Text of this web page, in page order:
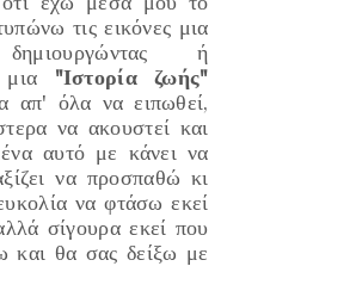
τις εικόνες μια
ή
μια "Ιστορία ζωής"
απ' όλα να ειπωθεί,
να ακουστεί και
αυτό με κάνει να
να προσπαθώ κι
να φτάσω εκεί
σίγουρα εκεί που
θα σας δείξω με